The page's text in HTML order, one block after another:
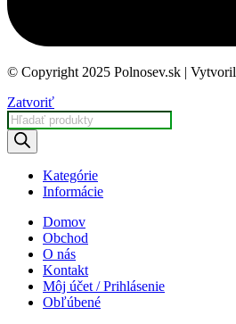
© Copyright 2025 Polnosev.sk | Vytvoril
Zatvoriť
Products
search
Kategórie
Informácie
Domov
Obchod
O nás
Kontakt
Môj účet / Prihlásenie
Obľúbené